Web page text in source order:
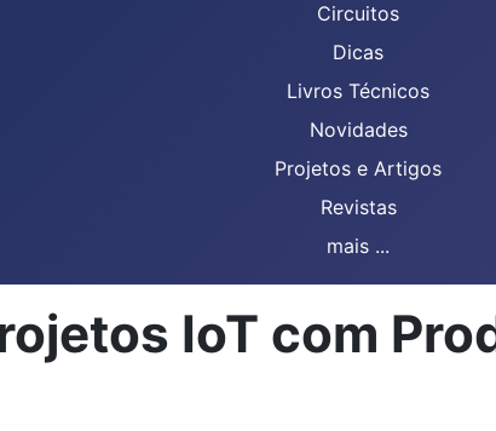
Circuitos
Dicas
Livros Técnicos
Novidades
Projetos e Artigos
Revistas
mais ...
IoT com